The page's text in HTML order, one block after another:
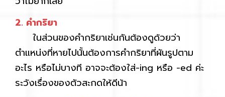
2. คำกริยา
ในส่วนของคำกริยาเช่นกันต้องดูด้วยว่า
ตำแหน่งที่หายไปนั้นต้องการคำกริยาที่ผันรูปตาม
อะไร หรือไม่บางที อาจจะต้องใส่-ing หรือ -ed ค่ะ
ระวังเรื่องของตัวสะกดให้ดีน้า